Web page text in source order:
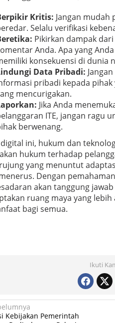
Kritis: Jangan mudah
Selalu verifikasi
Pikirkan dampak
Anda. Apa yang
konsekuensi di dunia
Data Pribadi:
pribadi kepada
mencurigakan.
Jika Anda
ITE, jangan ragu
berwenang.
ini, hukum dan
hukum terhadap
yang menuntut
Dengan
akan tanggung
ruang maya yang
bagi semua.
Ikuti
Kebijakan Pemerintah